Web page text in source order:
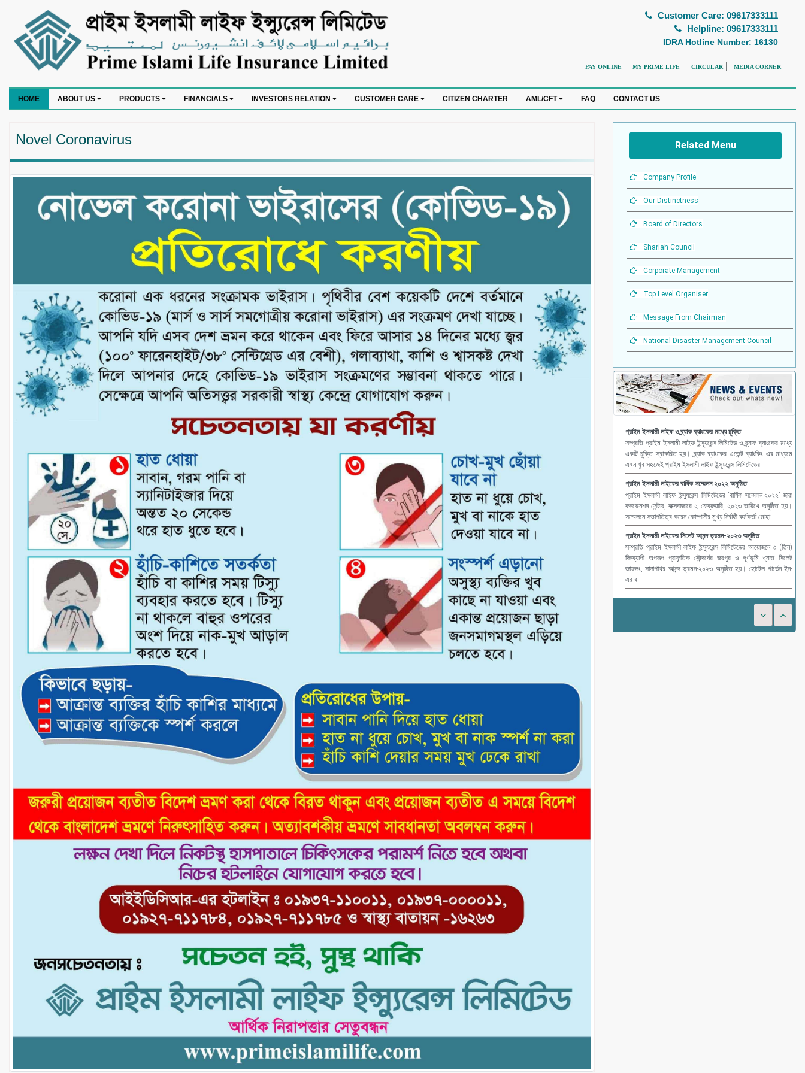
Customer Care: 09617333111
Helpline: 09617333111
IDRA Hotline Number: 16130
PAY ONLINE MY PRIME LIFE CIRCULAR MEDIA CORNER
HOME ABOUT US PRODUCTS FINANCIALS INVESTORS RELATION CUSTOMER CARE CITIZEN CHARTER AML/CFT FAQ CONTACT US
Novel Coronavirus Related Menu
Company Profile
Our Distinctness
Board of Directors
Shariah Council
Corporate Management
Top Level Organiser
Message From Chairman
National Disaster Management Council
প্রাইম ইসলামী লাইফ ও ব্র্যাক ব্যাংকের মধ্যে চুক্তি
সম্প্রতি প্রাইম ইসলামী লাইফ ইন্স্যুরেন্স লিমিটেড ও ব্র্যাক ব্যাংকের মধ্যে
একটি চুক্তি স্বাক্ষরিত হয়। ব্র্যাক ব্যাংকের এজেন্ট ব্যাংকিং এর মাধ্যমে
এখন খুব সহজেই প্রাইম ইসলামী লাইফ ইন্স্যুরেন্স লিমিটেডের
প্রাইম ইসলামী লাইফের বার্ষিক সম্মেলন ২০২২ অনুষ্ঠিত
প্রাইম ইসলামী লাইফ ইন্স্যুরেন্স লিমিটেডের ‘বার্ষিক সম্মেলন-২০২২’ জারা
কনভেনশন সেন্টার, কক্সবাজারে ২ ফেব্রুয়ারি, ২০২৩ তারিখে অনুষ্ঠিত হয়।
সম্মেলনে সভাপতিত্ব করেন কোম্পানীর মুখ্য নির্বাহী কর্মকর্তা মোহা
প্রাইম ইসলামী লাইফের সিলেট আনন্দ ভ্রমন-২০২৩ অনুষ্ঠিত
সম্প্রতি প্রাইম ইসলামী লাইফ ইন্স্যুরেন্স লিমিটেডের আয়োজনে ৩ (তিন)
দিনব্যাপী অপরূপ প্রাকৃতিক সৌন্দর্যের ভরপুর ও পূর্ণভুমি খ্যাত সিলেট
জাফলং, সাদাপাথর আনন্দ ভ্রমন-২০২৩ অনুষ্ঠিত হয়। হোটেল গার্ডেন ইন-
এর ব